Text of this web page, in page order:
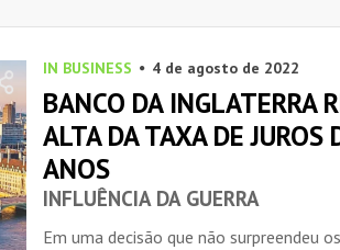
IN BUSINESS 4 de agosto de 2022
BANCO DA INGLATERRA
ALTA DA TAXA DE
ANOS
INFLUÊNCIA DA GUERRA
Em uma decisão que não surpreendeu